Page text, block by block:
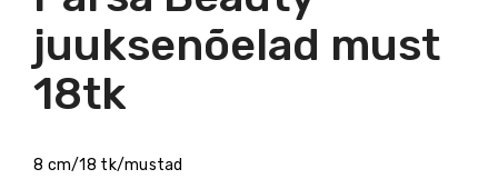
juuksenõelad must
18tk
8 cm/18 tk/mustad